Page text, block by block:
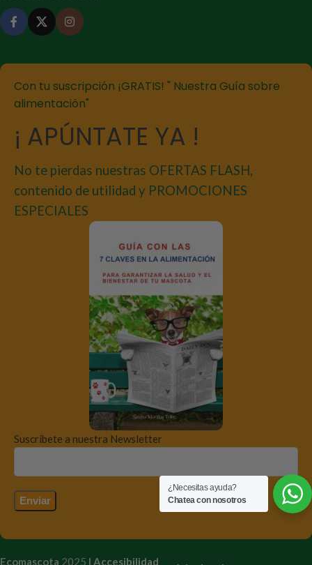
Con tu suscripción ¡GRATIS! " Nuestra Guía sobre
alimentación"
¡ APÚNTATE YA !
No te pierdas nuestras OFERTAS FLASH,
contenido de utilidad y PROMOCIONES
ESPECIALES
Suscríbete a nuestra Newsletter
Ecomascota 2025 I Accesibilidad
¿Necesitas ayuda?
Chatea con nosotros